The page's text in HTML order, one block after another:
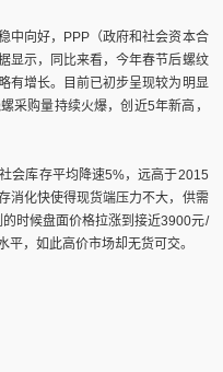
向好，PPP（政府和社会资本合
显示，同比来看，今年春节后螺纹
有增长。目前已初步呈现较为明显
采购量持续火爆，创近5年新高，
库存平均降速5%，远高于2015
消化快使得现货端压力不大，供需
时候盘面价格拉涨到接近3900元/
，如此高价市场却无货可交。